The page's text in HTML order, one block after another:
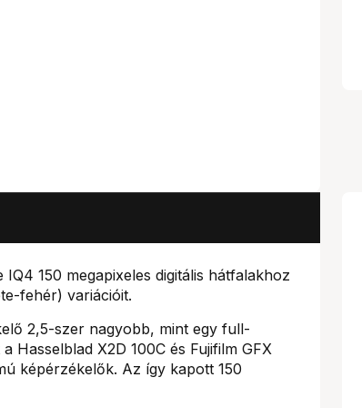
150 megapixeles digitális hátfalakhoz
fehér) variációit.
2,5-szer nagyobb, mint egy full-
Hasselblad X2D 100C és Fujifilm GFX
képérzékelők. Az így kapott 150